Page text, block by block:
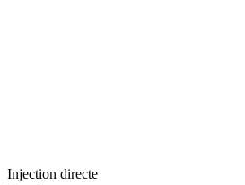
Injection directe